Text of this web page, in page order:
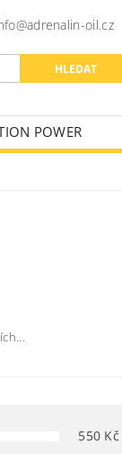
oil.cz
POWER
550 Kč